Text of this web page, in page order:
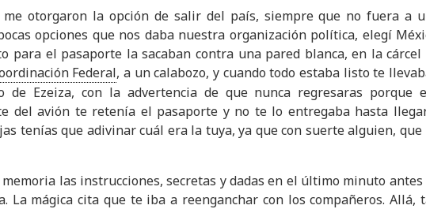
otorgaron la opción de salir del país, siempre que no fuera a
opciones que nos daba nuestra organización política, elegí
para el pasaporte la sacaban contra una pared blanca, en la cárcel
Federal, a un calabozo, y cuando todo estaba listo te
Ezeiza, con la advertencia de que nunca regresaras porque
del avión te retenía el pasaporte y no te lo entregaba hasta
tenías que adivinar cuál era la tuya, ya que con suerte alguien, que
las instrucciones, secretas y dadas en el último minuto antes
La mágica cita que te iba a reenganchar con los compañeros. Allá,